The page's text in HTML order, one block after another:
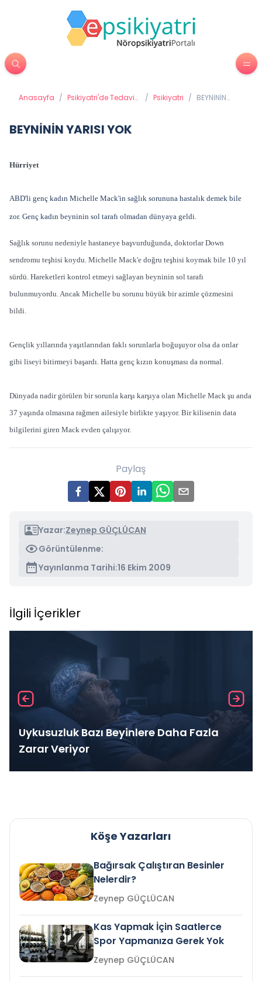
Anasayfa / Psikiyatri'de Tedavi
/ Psikiyatri / BEYNİNİN
BEYNİNİN YARISI YOK
Hürriyet
ABD'li genç kadın Michelle Mack'in sağlık sorununa hastalık demek bile
zor. Genç kadın beyninin sol tarafı olmadan dünyaya geldi.
Sağlık sorunu nedeniyle hastaneye başvurduğunda, doktorlar Down
sendromu teşhisi koydu. Michelle Mack'e doğru teşhisi koymak bile 10 yıl
sürdü. Hareketleri kontrol etmeyi sağlayan beyninin sol tarafı
bulunmuyordu. Ancak Michelle bu sorunu büyük bir azimle çözmesini
bildi.
Gençlik yıllarında yaşıtlarından faklı sorunlarla boğuşuyor olsa da onlar
gibi liseyi bitirmeyi başardı. Hatta genç kızın konuşması da normal.
Dünyada nadir görülen bir sorunla karşı karşıya olan Michelle Mack şu anda
37 yaşında olmasına rağmen ailesiyle birlikte yaşıyor. Bir kilisenin data
bilgilerini giren Mack evden çalışıyor.
Paylaş
Yazar:Zeynep GÜÇLÜCAN
Görüntülenme:
Yayınlanma Tarihi:16 Ekim 2009
İlgili İçerikler
Uykusuzluk Bazı Beyinlere Daha Fazla
Zarar Veriyor
Köşe Yazarları
Bağırsak Çalıştıran Besinler
Nelerdir?
Zeynep GÜÇLÜCAN
Kas Yapmak İçin Saatlerce
Spor Yapmanıza Gerek Yok
Zeynep GÜÇLÜCAN